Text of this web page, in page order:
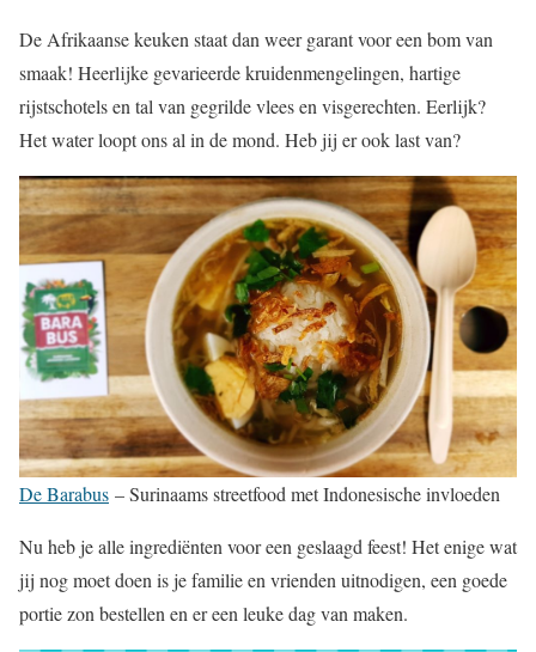
De Afrikaanse keuken staat dan weer garant voor een bom van
smaak! Heerlijke gevarieerde kruidenmengelingen, hartige
rijstschotels en tal van gegrilde vlees en visgerechten. Eerlijk?
Het water loopt ons al in de mond. Heb jij er ook last van?
De Barabus – Surinaams streetfood met Indonesische invloeden
Nu heb je alle ingrediënten voor een geslaagd feest! Het enige wat
jij nog moet doen is je familie en vrienden uitnodigen, een goede
portie zon bestellen en er een leuke dag van maken.